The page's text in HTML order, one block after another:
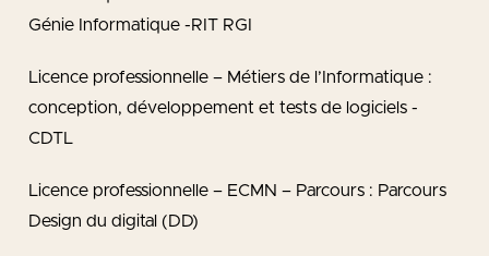
Génie Informatique -RIT RGI
Licence professionnelle – Métiers de l’Informatique :
conception, développement et tests de logiciels -
CDTL
Licence professionnelle – ECMN – Parcours : Parcours
Design du digital (DD)